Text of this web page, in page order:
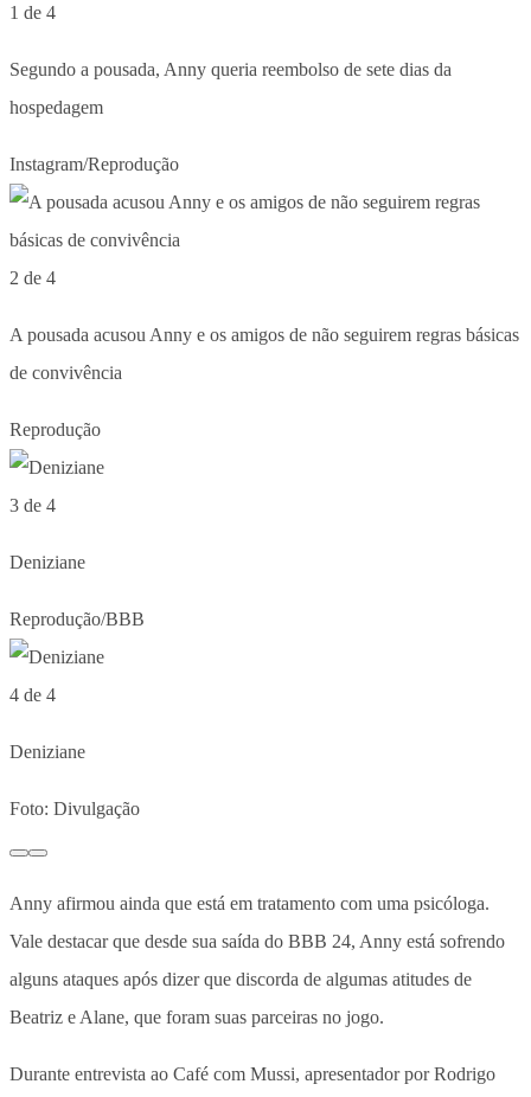
1 de 4
Segundo a pousada, Anny queria reembolso de sete dias da
hospedagem
Instagram/Reprodução
2 de 4
A pousada acusou Anny e os amigos de não seguirem regras básicas
de convivência
Reprodução
3 de 4
Deniziane
Reprodução/BBB
4 de 4
Deniziane
Foto: Divulgação
Anny afirmou ainda que está em tratamento com uma psicóloga.
Vale destacar que desde sua saída do BBB 24, Anny está sofrendo
alguns ataques após dizer que discorda de algumas atitudes de
Beatriz e Alane, que foram suas parceiras no jogo.
Durante entrevista ao Café com Mussi, apresentador por Rodrigo